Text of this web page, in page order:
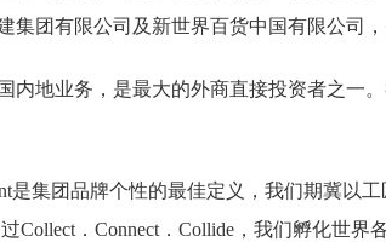
集团有限公司及新世界百货中国有限公司
内地业务，是最大的外商直接投资者之一
是集团品牌个性的最佳定义，我们期冀
Collect．Connect．Collide，我们孵化世